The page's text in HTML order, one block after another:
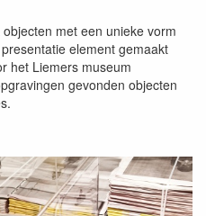
met een unieke vorm
element gemaakt
het Liemers museum
gevonden objecten